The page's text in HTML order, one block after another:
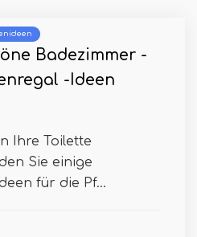
Badezimmer -
-Ideen
Ihre Toilette
Sie einige
für die Pf...